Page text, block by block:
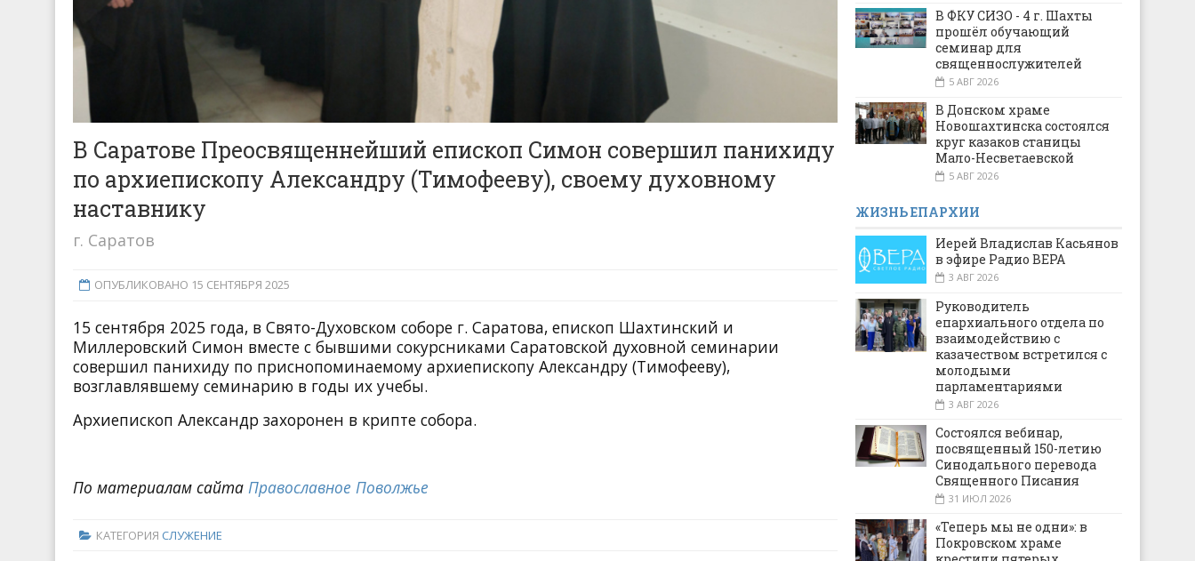
В Саратове Преосвященнейший епископ Симон совершил панихиду
по архиепископу Александру (Тимофееву), своему духовному
наставнику
г. Саратов
ОПУБЛИКОВАНО 15 СЕНТЯБРЯ 2025
15 сентября 2025 года, в Свято-Духовском соборе г. Саратова, епископ Шахтинский и
Миллеровский Симон вместе с бывшими сокурсниками Саратовской духовной семинарии
совершил панихиду по приснопоминаемому архиепископу Александру (Тимофееву),
возглавлявшему семинарию в годы их учебы.
Архиепископ Александр захоронен в крипте собора.
По материалам сайта Православное Поволжье
КАТЕГОРИЯ СЛУЖЕНИЕ
В ФКУ СИЗО - 4 г. Шахты
прошёл обучающий
семинар для
священнослужителей
5 АВГ 2026
В Донском храме
Новошахтинска состоялся
круг казаков станицы
Мало-Несветаевской
5 АВГ 2026
ЖИЗНЬ ЕПАРХИИ
Иерей Владислав Касьянов
в эфире Радио ВЕРА
3 АВГ 2026
Руководитель
епархиального отдела по
взаимодействию с
казачеством встретился с
молодыми
парламентариями
3 АВГ 2026
Состоялся вебинар,
посвященный 150-летию
Синодального перевода
Священного Писания
31 ИЮЛ 2026
«Теперь мы не одни»: в
Покровском храме